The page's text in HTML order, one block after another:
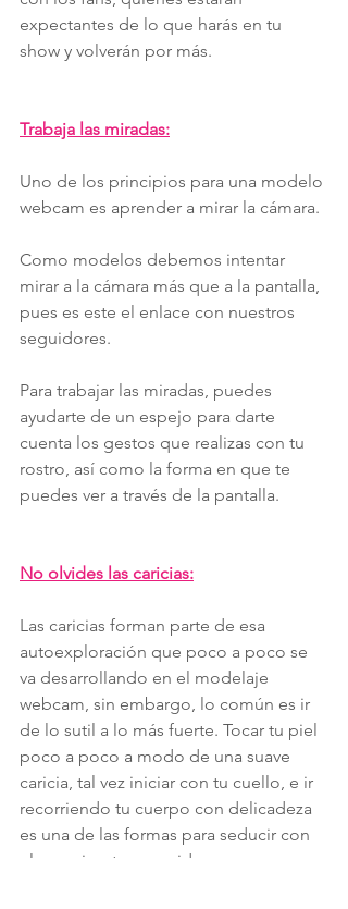
expectantes de lo que harás en tu
show y volverán por más.
Trabaja las miradas:
Uno de los principios para una modelo
webcam es aprender a mirar la cámara.
Como modelos debemos intentar
mirar a la cámara más que a la pantalla,
pues es este el enlace con nuestros
seguidores.
Para trabajar las miradas, puedes
ayudarte de un espejo para darte
cuenta los gestos que realizas con tu
rostro, así como la forma en que te
puedes ver a través de la pantalla.
No olvides las caricias:
Las caricias forman parte de esa
autoexploración que poco a poco se
va desarrollando en el modelaje
webcam, sin embargo, lo común es ir
de lo sutil a lo más fuerte. Tocar tu piel
poco a poco a modo de una suave
caricia, tal vez iniciar con tu cuello, e ir
recorriendo tu cuerpo con delicadeza
es una de las formas para seducir con
elegancia a tus seguidores.